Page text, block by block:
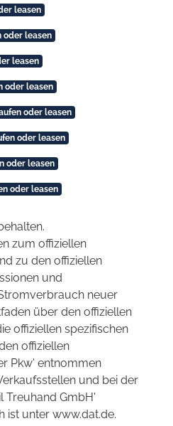
leasen
oder leasen
leasen
oder leasen
oder leasen
oder leasen
oder leasen
oder leasen
zum offiziellen
zu den offiziellen
und
neuer
über den offiziellen
offiziellen spezifischen
offiziellen
Pkw' entnommen
und bei der
Treuhand GmbH'
ist unter www.dat.de.